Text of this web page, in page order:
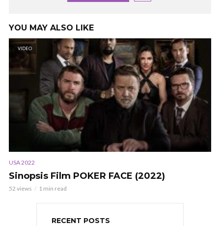
YOU MAY ALSO LIKE
VIDEO
USA 2022
Sinopsis Film POKER FACE (2022)
52 views 1 min read
RECENT POSTS